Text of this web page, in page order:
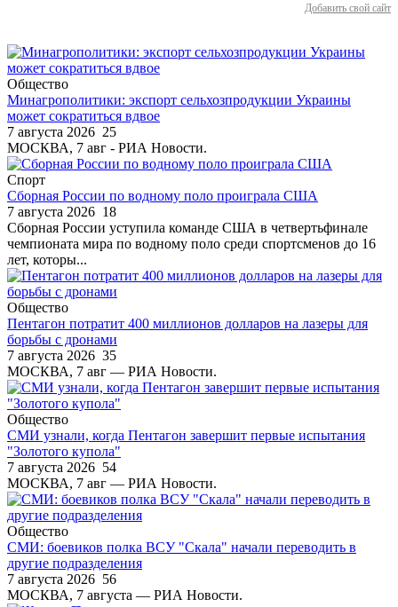
Добавить свой сайт
Общество
Минагрополитики: экспорт сельхозпродукции Украины
может сократиться вдвое
7 августа 2026 25
МОСКВА, 7 авг - РИА Новости.
Спорт
Сборная России по водному поло проиграла США
7 августа 2026 18
Сборная России уступила команде США в четвертьфинале
чемпионата мира по водному поло среди спортсменов до 16
лет, которы...
Общество
Пентагон потратит 400 миллионов долларов на лазеры для
борьбы с дронами
7 августа 2026 35
МОСКВА, 7 авг — РИА Новости.
Общество
СМИ узнали, когда Пентагон завершит первые испытания
"Золотого купола"
7 августа 2026 54
МОСКВА, 7 авг — РИА Новости.
Общество
СМИ: боевиков полка ВСУ "Скала" начали переводить в
другие подразделения
7 августа 2026 56
МОСКВА, 7 августа — РИА Новости.